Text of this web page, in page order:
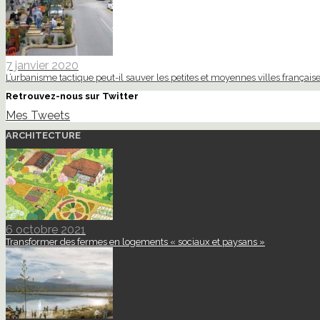
7 janvier 2020
L’urbanisme tactique peut-il sauver les petites et moyennes villes
Retrouvez-nous sur Twitter
Mes Tweets
ARCHITECTURE
6 octobre 2021
Transformer des fermes en logements « sociaux et paysans »